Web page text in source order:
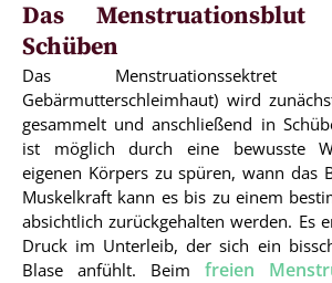
Das
Schüben
Das
Gebärmutterschleimhaut) wird
gesammelt und anschließend in
ist möglich durch eine bewusste
eigenen Körpers zu spüren, wann das
Muskelkraft kann es bis zu einem
absichtlich zurückgehalten werden. Es
Druck im Unterleib, der sich ein
Blase anfühlt. Beim freien